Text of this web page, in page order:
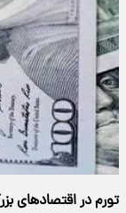
تورم در اقتصاد‌های